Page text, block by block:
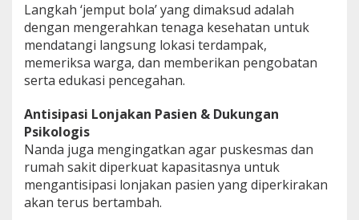
P
a
c
a
B
n
r
M
e
d
a
Langkah ‘jemput bola’ yang dimaksud adalah
dengan mengerahkan tenaga kesehatan untuk
mendatangi langsung lokasi terdampak,
memeriksa warga, dan memberikan pengobatan
serta edukasi pencegahan.
Antisipasi Lonjakan Pasien & Dukungan
Psikologis
Nanda juga mengingatkan agar puskesmas dan
rumah sakit diperkuat kapasitasnya untuk
mengantisipasi lonjakan pasien yang diperkirakan
akan terus bertambah.